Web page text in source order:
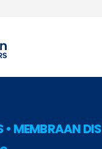
• MEMBRAAN